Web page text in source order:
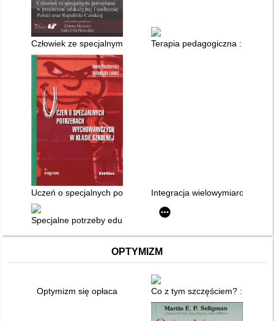
Człowiek ze specjalnymi potrzebami w przestrzeni
Terapia pedagogiczna :
Uczeń o specjalnych potrzebach wychowawczych w klasie
Integracja wielowymiarowa
Specjalne potrzeby edukacyjne
OPTYMIZM
Optymizm się opłaca Co z tym szczęściem? :